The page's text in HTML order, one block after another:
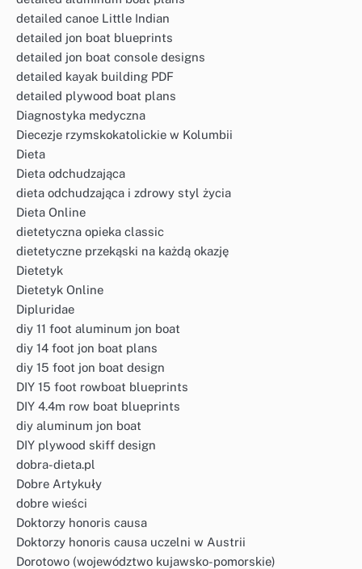
detailed canoe Little Indian
detailed jon boat blueprints
detailed jon boat console designs
detailed kayak building PDF
detailed plywood boat plans
Diagnostyka medyczna
Diecezje rzymskokatolickie w Kolumbii
Dieta
Dieta odchudzająca
dieta odchudzająca i zdrowy styl życia
Dieta Online
dietetyczna opieka classic
dietetyczne przekąski na każdą okazję
Dietetyk
Dietetyk Online
Dipluridae
diy 11 foot aluminum jon boat
diy 14 foot jon boat plans
diy 15 foot jon boat design
DIY 15 foot rowboat blueprints
DIY 4.4m row boat blueprints
diy aluminum jon boat
DIY plywood skiff design
dobra-dieta.pl
Dobre Artykuły
dobre wieści
Doktorzy honoris causa
Doktorzy honoris causa uczelni w Austrii
Dorotowo (województwo kujawsko-pomorskie)